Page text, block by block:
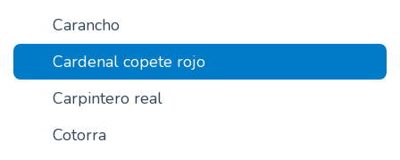
p
Carancho
Cardenal copete rojo
Carpintero real
Cotorra